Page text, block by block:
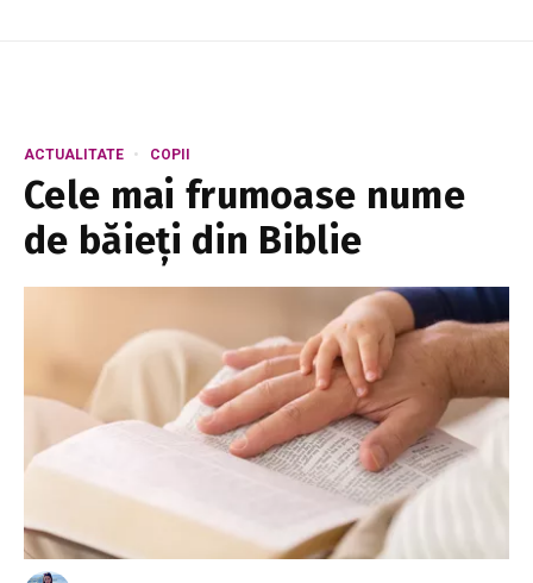
ACTUALITATE COPII
Cele mai frumoase nume
de băieți din Biblie